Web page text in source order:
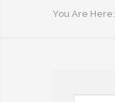
You Are Here: